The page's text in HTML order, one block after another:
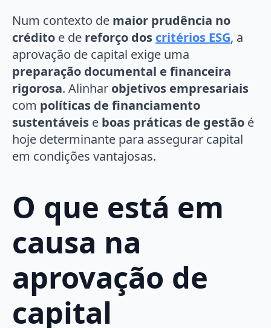
Num contexto de maior prudência no
crédito e de reforço dos critérios ESG, a
aprovação de capital exige uma
preparação documental e financeira
rigorosa. Alinhar objetivos empresariais
com políticas de financiamento
sustentáveis e boas práticas de gestão é
hoje determinante para assegurar capital
em condições vantajosas.
O que está em
causa na
aprovação de
capital